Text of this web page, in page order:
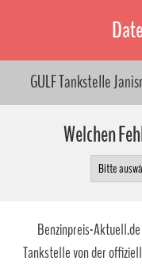
GULF Tankstelle
Welchen
Benzinpreis-
Tankstelle von der